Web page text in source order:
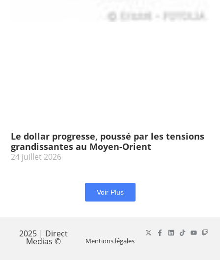
Le dollar progresse, poussé par les tensions
grandissantes au Moyen-Orient
24 juillet 2026
Voir Plus
2025 | Direct
Medias © Mentions légales